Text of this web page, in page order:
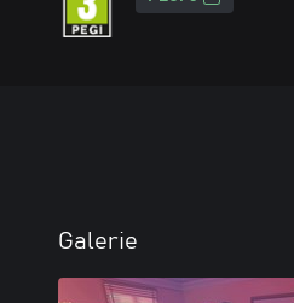
Galerie